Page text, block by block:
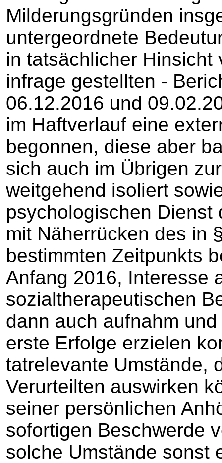
Milderungsgründen
untergeordnete
in tatsächlicher Hinsicht
infrage gestellten -
06.12.2016 und
im Haftverlauf eine
begonnen, diese aber
sich auch im Übrigen
weitgehend isoliert
psychologischen Dienst
mit Näherrücken des in
bestimmten Zeitpunkts
Anfang 2016, Interesse
sozialtherapeutischen
dann auch aufnahm
erste Erfolge erzielen
tatrelevante Umstände,
Verurteilten auswirken
seiner persönlichen
sofortigen Beschwerde
solche Umstände sonst